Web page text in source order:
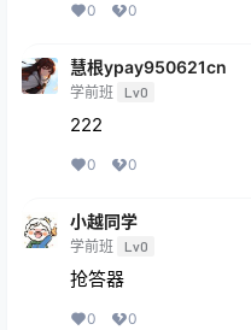
0 0
慧根ypay950621cn
学前班 Lv0
222
0 0
小越同学
学前班 Lv0
抢答器
0 0